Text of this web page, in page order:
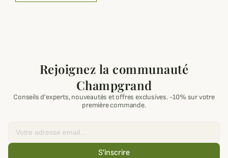
Rejoignez la communauté
Champgrand
Conseils d'experts, nouveautés et offres exclusives. -10% sur votre
première commande.
S'inscrire